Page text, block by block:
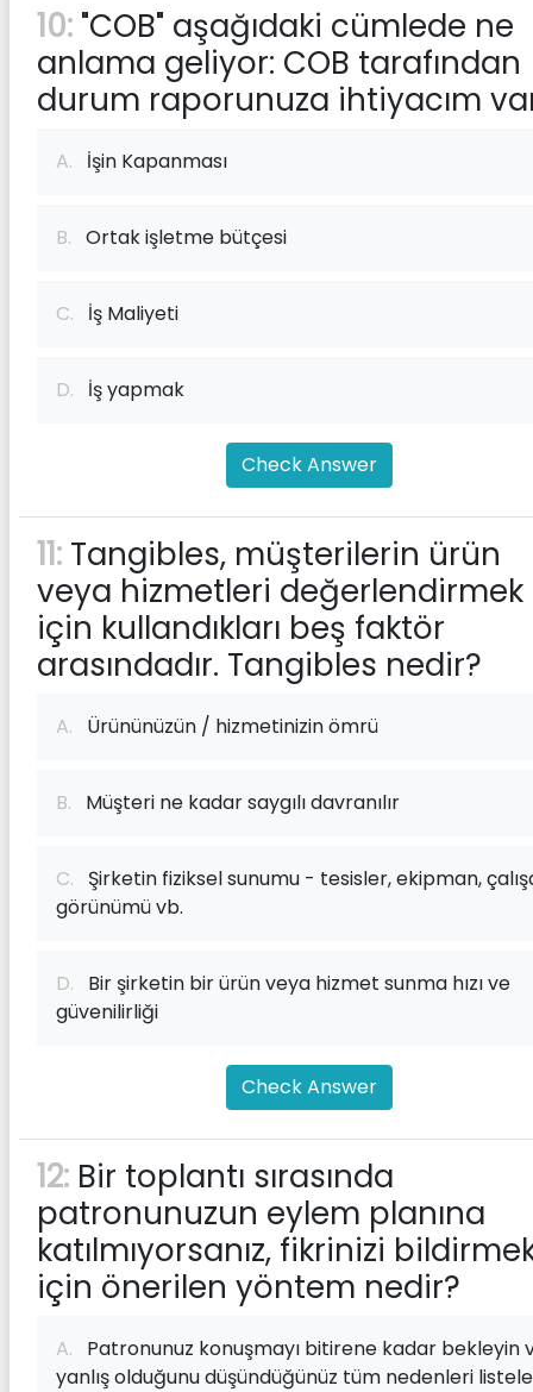
10: "COB" aşağıdaki cümlede ne
anlama geliyor: COB tarafından
durum raporunuza ihtiyacım
A. İşin Kapanması
B. Ortak işletme bütçesi
C. İş Maliyeti
D. İş yapmak
Check Answer
11: Tangibles, müşterilerin ürün
veya hizmetleri değerlendirmek
için kullandıkları beş faktör
arasındadır. Tangibles nedir?
A. Ürününüzün / hizmetinizin ömrü
B. Müşteri ne kadar saygılı davranılır
C. Şirketin fiziksel sunumu - tesisler, ekipman,
görünümü vb.
D. Bir şirketin bir ürün veya hizmet sunma hızı ve
güvenilirliği
Check Answer
12: Bir toplantı sırasında
patronunuzun eylem planına
katılmıyorsanız, fikrinizi
için önerilen yöntem nedir?
A. Patronunuz konuşmayı bitirene kadar bekleyin
yanlış olduğunu düşündüğünüz tüm nedenleri